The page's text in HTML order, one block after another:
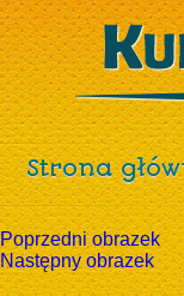
Strona
Poprzedni obrazek
Następny obrazek